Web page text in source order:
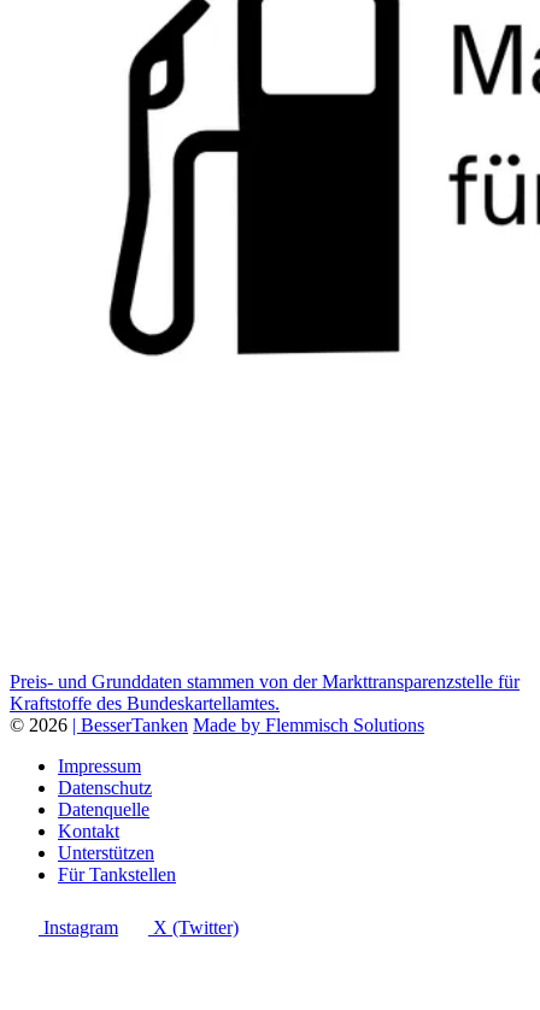
Preis- und Grunddaten stammen von der Markttransparenzstelle für
Kraftstoffe des Bundeskartellamtes.
© 2026 | BesserTanken Made by Flemmisch Solutions
Impressum
Datenschutz
Datenquelle
Kontakt
Unterstützen
Für Tankstellen
Instagram X (Twitter)